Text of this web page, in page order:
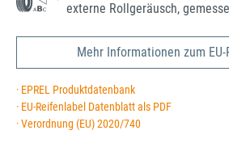
externe Rollgeräusch,
Mehr Informationen zum EU-
· EPREL Produktdatenbank
· EU-Reifenlabel Datenblatt als PDF
· Verordnung (EU) 2020/740